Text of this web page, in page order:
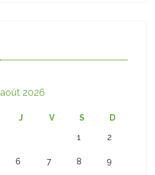
août 2026
J V S D
1 2
6 7 8 9